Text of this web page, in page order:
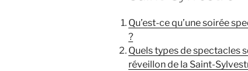
Qu’est-ce qu’une soirée
?
Quels types de spectacles
réveillon de la Saint-